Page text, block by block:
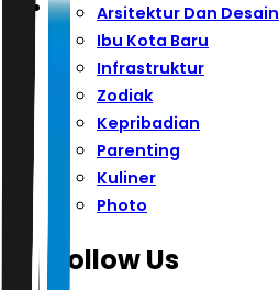
Arsitektur Dan Desain
Ibu Kota Baru
Infrastruktur
Zodiak
Kepribadian
Parenting
Kuliner
Photo
Follow Us